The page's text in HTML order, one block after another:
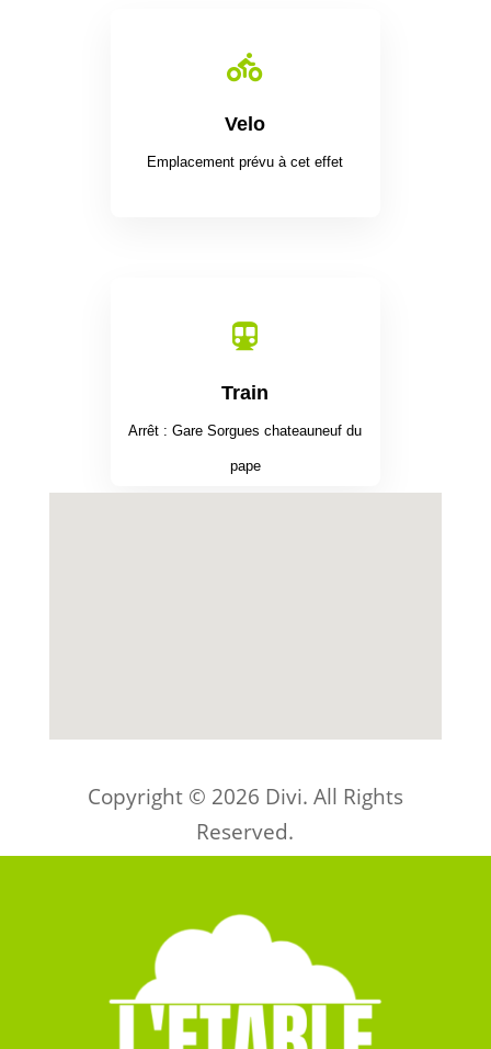

Velo
Emplacement prévu à cet effet

Train
Arrêt : Gare Sorgues chateauneuf du
pape
Copyright © 2026 Divi. All Rights
Reserved.